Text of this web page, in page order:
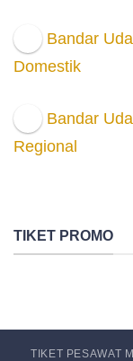
Bandar
Domestik
Bandar
Regional
TIKET PROMO
TIKET PESAWAT